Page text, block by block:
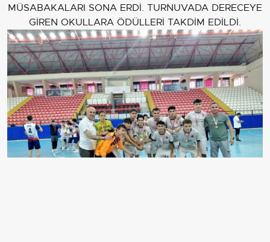
MÜSABAKALARI SONA ERDİ. TURNUVADA DERECEYE
GİREN OKULLARA ÖDÜLLERİ TAKDİM EDİLDİ.